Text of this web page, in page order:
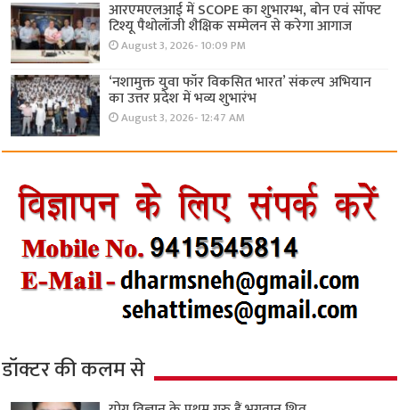
आरएमएलआई में SCOPE का शुभारम्भ, बोन एवं सॉफ्ट
टिश्यू पैथोलॉजी शैक्षिक सम्मेलन से करेगा आगाज
August 3, 2026- 10:09 PM
‘नशामुक्त युवा फॉर विकसित भारत’ संकल्प अभियान
का उत्तर प्रदेश में भव्य शुभारंभ
August 3, 2026- 12:47 AM
डॉक्टर की कलम से